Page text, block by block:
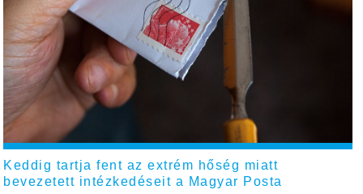
Keddig tartja fent az extrém hőség miatt
bevezetett intézkedéseit a Magyar Posta